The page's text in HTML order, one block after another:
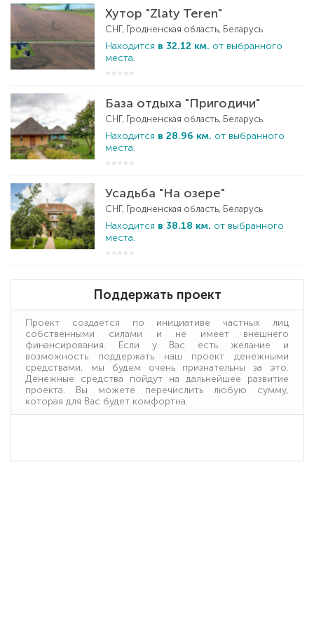
Хутор "Zlaty Teren"
СНГ, Гродненская область, Беларусь
Находится в 32.12 км. от выбранного
места.
База отдыха "Пригодичи"
СНГ, Гродненская область, Беларусь
Находится в 28.96 км. от выбранного
места.
Усадьба "На озере"
СНГ, Гродненская область, Беларусь
Находится в 38.18 км. от выбранного
места.
Поддержать проект
Проект создается по инициативе частных лиц
собственными силами и не имеет внешнего
финансирования. Если у Вас есть желание и
возможность поддержать наш проект денежными
средствами, мы будем очень признательны за это.
Денежные средства пойдут на дальнейшее развитие
проекта. Вы можете перечислить любую сумму,
которая для Вас будет комфортна.